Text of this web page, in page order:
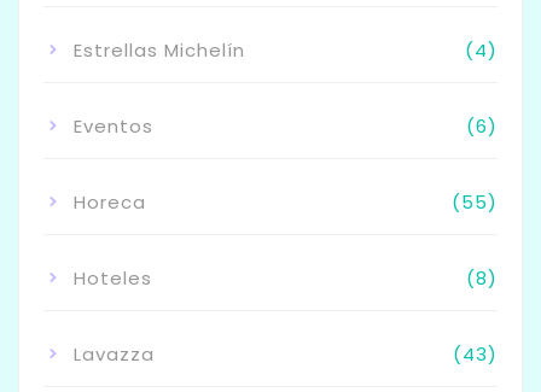
Estrellas Michelín (4)
Eventos (6)
Horeca (55)
Hoteles (8)
Lavazza (43)